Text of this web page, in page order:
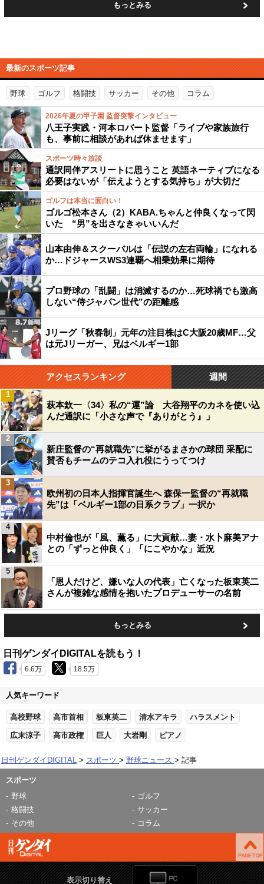
もっとみる
最新のスポーツ記事
野球 ゴルフ 格闘技 サッカー その他 コラム
2026年夏の甲子園 監督突撃インタビュー
八王子実践・河本ロバート監督「ライブや家族旅行
も、事前に相談があれば休ませます」
スポーツ時々放談
通訳同伴アスリートに思うこと 英語ネーティブになる
必要はないが「伝えようとする気持ち」が大切だ
ゴルフは本当に面白い！
ゴルゴ松本さん（2）KABA.ちゃんと仲良くなって閃
いた “男”を出さなきゃいいんだ
山本由伸＆スクーバルは「伝説の左右両輪」になれる
か…ドジャースWS3連覇へ相乗効果に期待
プロ野球の「乱闘」は消滅するのか…死球禍でも激高
しない“侍ジャパン世代”の距離感
Jリーグ「秋春制」元年の注目株はC大阪20歳MF…父
は元Jリーガー、兄はベルギー1部
アクセスランキング 週間
萩本欽一〈34〉私の“運”論 大谷翔平のカネを使い込
んだ通訳に「小さな声で『ありがとう』」
1
新庄監督の“再就職先”に挙がるまさかの球団 采配に
賛否もチームのテコ入れ役にうってつけ
2
欧州初の日本人指揮官誕生へ 森保一監督の“再就職
先”は「ベルギー1部の日系クラブ」一択か
3
中村倫也が「風、薫る」に大貢献…妻・水卜麻美アナ
との「ずっと仲良く」「にこやかな」近況
4
「恩人だけど、嫌いな人の代表」亡くなった板東英二
さんが複雑な感情を抱いたプロデューサーの名前
5
もっとみる
日刊ゲンダイDIGITALを読もう！
6.6万 18.5万
人気キーワード
高校野球 高市首相 板東英二 清水アキラ ハラスメント
広末涼子 高市政権 巨人 大岩剛 ピアノ
日刊ゲンダイDIGITAL スポーツ 野球ニュース 記事
スポーツ
野球
ゴルフ
格闘技
サッカー
その他
コラム
表示切り替え